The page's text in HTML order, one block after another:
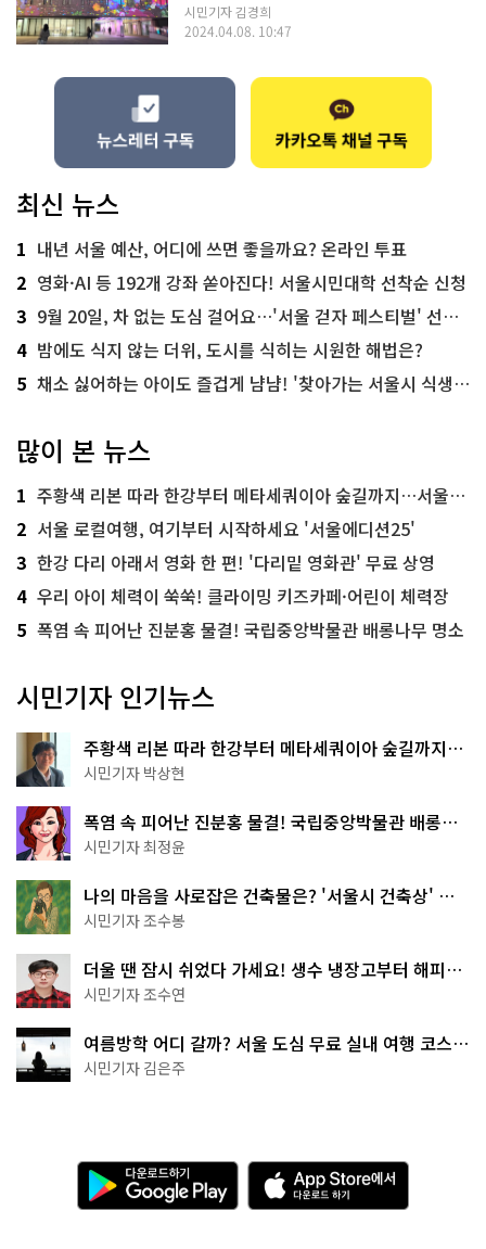
시민기자 김경희
2024.04.08. 10:47
최신 뉴스
1 내년 서울 예산, 어디에 쓰면 좋을까요? 온라인 투표
2 영화·AI 등 192개 강좌 쏟아진다! 서울시민대학 선착순 신청
3 9월 20일, 차 없는 도심 걸어요…'서울 걷자 페스티벌' 선착순 5천명
4 밤에도 식지 않는 더위, 도시를 식히는 시원한 해법은?
5 채소 싫어하는 아이도 즐겁게 냠냠! '찾아가는 서울시 식생활 교육' 현장
많이 본 뉴스
1 주황색 리본 따라 한강부터 메타세쿼이아 숲길까지…서울둘레길 15코스
2 서울 로컬여행, 여기부터 시작하세요 '서울에디션25'
3 한강 다리 아래서 영화 한 편! '다리밑 영화관' 무료 상영
4 우리 아이 체력이 쑥쑥! 클라이밍 키즈카페·어린이 체력장
5 폭염 속 피어난 진분홍 물결! 국립중앙박물관 배롱나무 명소
시민기자 인기뉴스
주황색 리본 따라 한강부터 메타세쿼이아 숲길까지…
서울둘레길 15코스
시민기자 박상현
폭염 속 피어난 진분홍 물결! 국립중앙박물관 배롱나
무 명소
시민기자 최정윤
나의 마음을 사로잡은 건축물은? '서울시 건축상' 수
상작 공개!
시민기자 조수봉
더울 땐 잠시 쉬었다 가세요! 생수 냉장고부터 해피소
·무더위쉼터까지
시민기자 조수연
여름방학 어디 갈까? 서울 도심 무료 실내 여행 코스
추천
시민기자 김은주
다
운
로
A
p
p